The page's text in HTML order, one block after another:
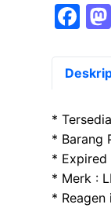
F
c
b
o
o
k
*
* Barang
* Expired
* Merk :
*